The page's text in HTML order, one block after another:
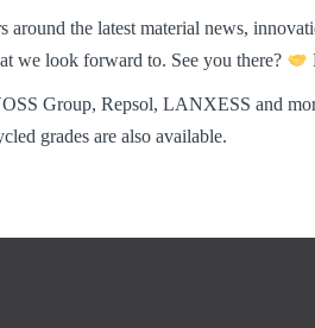
the latest material news,
we look forward to. See you there?
Group, Repsol, LANXESS and
grades are also available.